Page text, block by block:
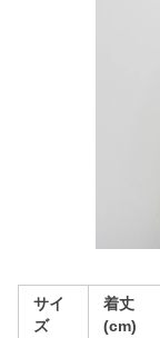
サイ
ズ
着丈
(cm)